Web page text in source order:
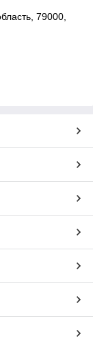
79000,